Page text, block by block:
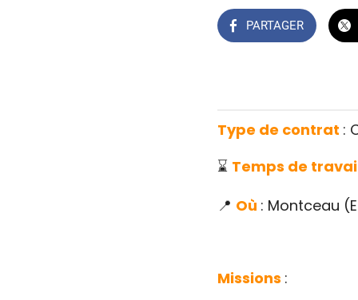
PARTAGER
Type de contrat :
⌛ Temps de
📍 Où : Montceau
Missions :